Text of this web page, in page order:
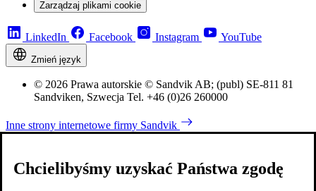
Zarządzaj plikami cookie
LinkedIn Facebook Instagram YouTube
Zmień język
© 2026 Prawa autorskie © Sandvik AB; (publ) SE-811 81
Sandviken, Szwecja Tel. +46 (0)26 260000
Inne strony internetowe firmy Sandvik
Chcielibyśmy uzyskać Państwa zgodę